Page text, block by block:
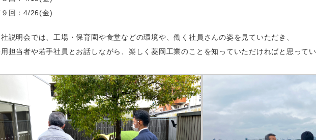
９回：4/26(金)
説明会では、工場・保育園や食堂などの環境や、働く社員さんの姿を見ていただき、
担当者や若手社員とお話しながら、楽しく菱岡工業のことを知っていただければと思って